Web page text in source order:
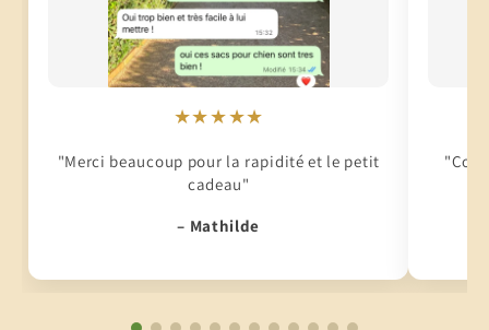
★★★★★
"Merci beaucoup pour la rapidité et le petit
cadeau"
– Mathilde